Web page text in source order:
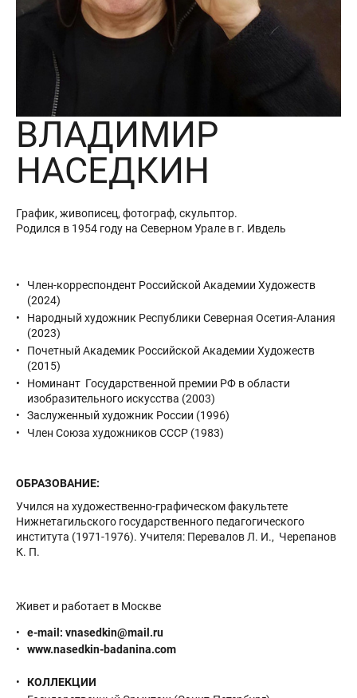
ВЛАДИМИР
НАСЕДКИН
График, живописец, фотограф, скульптор.
Родился в 1954 году на Северном Урале в г. Ивдель
Член-корреспондент Российской Академии Художеств
(2024)
Народный художник Республики Северная Осетия-Алания
(2023)
Почетный Академик Российской Академии Художеств
(2015)
Номинант Государственной премии РФ в области
изобразительного искусства (2003)
Заслуженный художник России (1996)
Член Союза художников СССР (1983)
ОБРАЗОВАНИЕ:
Учился на художественно-графическом факультете
Нижнетагильского государственного педагогического
института (1971-1976). Учителя: Перевалов Л. И., Черепанов
К. П.
Живет и работает в Москве
е-mail: vnasedkin@mail.ru
www.nasedkin-badanina.com
КОЛЛЕКЦИИ